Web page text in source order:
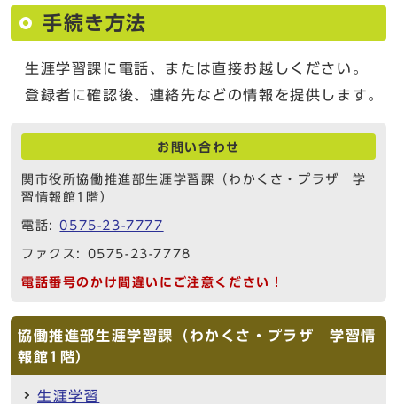
手続き方法
生涯学習課に電話、または直接お越しください。
登録者に確認後、連絡先などの情報を提供します。
お問い合わせ
関市役所協働推進部生涯学習課（わかくさ・プラザ 学
習情報館1階）
電話:0575-23-7777
ファクス: 0575-23-7778
電話番号のかけ間違いにご注意ください！
協働推進部生涯学習課（わかくさ・プラザ 学習情
報館1階）
生涯学習